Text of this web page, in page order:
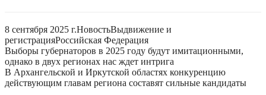
8 сентября 2025 г.НовостьВыдвижение и
регистрацияРоссийская Федерация
Выборы губернаторов в 2025 году будут имитационными,
однако в двух регионах нас ждет интрига
В Архангельской и Иркутской областях конкуренцию
действующим главам региона составят сильные кандидаты